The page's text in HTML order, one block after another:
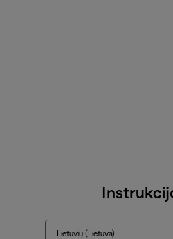
Lietuvių (Lietuva)